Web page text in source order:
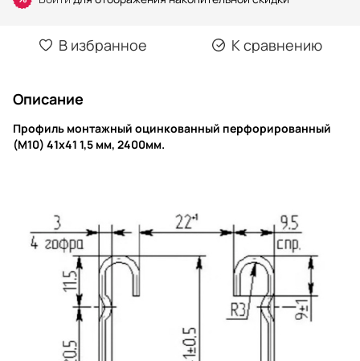
В избранное К сравнению
Описание
Профиль монтажный оцинкованный перфорированный
(М10) 41x41 1,5 мм, 2400мм.